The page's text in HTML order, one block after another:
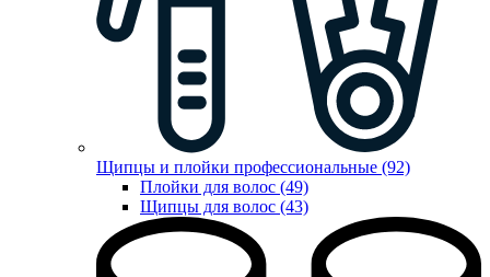
Щипцы и плойки профессиональные (92)
Плойки для волос (49)
Щипцы для волос (43)